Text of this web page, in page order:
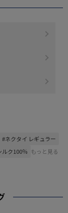
#ネクタイ レギュラー
ルク100％ もっと見る